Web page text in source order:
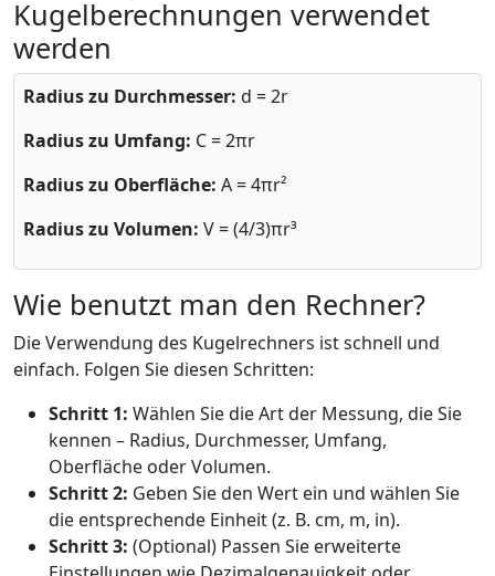
Kugelberechnungen verwendet
werden
Radius zu Durchmesser: d = 2r
Radius zu Umfang: C = 2πr
Radius zu Oberfläche: A = 4πr²
Radius zu Volumen: V = (4/3)πr³
Wie benutzt man den Rechner?
Die Verwendung des Kugelrechners ist schnell und
einfach. Folgen Sie diesen Schritten:
Schritt 1: Wählen Sie die Art der Messung, die Sie
kennen – Radius, Durchmesser, Umfang,
Oberfläche oder Volumen.
Schritt 2: Geben Sie den Wert ein und wählen Sie
die entsprechende Einheit (z. B. cm, m, in).
Schritt 3: (Optional) Passen Sie erweiterte